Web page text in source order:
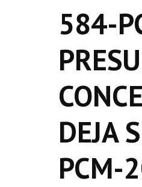
584-
DEJA
PCM-